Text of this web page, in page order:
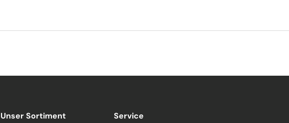
Unser Sortiment
Service